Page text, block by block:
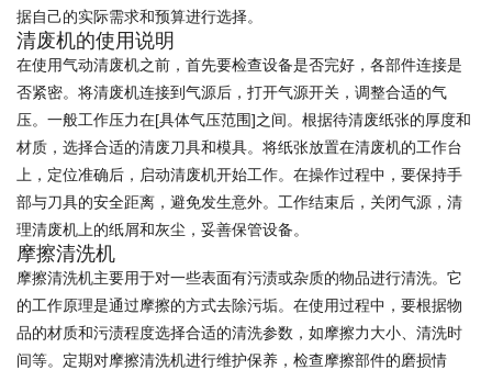
据自己的实际需求和预算进行选择。
清废机的使用说明
在使用气动清废机之前，首先要检查设备是否完好，各部件连接是
否紧密。将清废机连接到气源后，打开气源开关，调整合适的气
压。一般工作压力在[具体气压范围]之间。根据待清废纸张的厚度和
材质，选择合适的清废刀具和模具。将纸张放置在清废机的工作台
上，定位准确后，启动清废机开始工作。在操作过程中，要保持手
部与刀具的安全距离，避免发生意外。工作结束后，关闭气源，清
理清废机上的纸屑和灰尘，妥善保管设备。
摩擦清洗机
摩擦清洗机主要用于对一些表面有污渍或杂质的物品进行清洗。它
的工作原理是通过摩擦的方式去除污垢。在使用过程中，要根据物
品的材质和污渍程度选择合适的清洗参数，如摩擦力大小、清洗时
间等。定期对摩擦清洗机进行维护保养，检查摩擦部件的磨损情